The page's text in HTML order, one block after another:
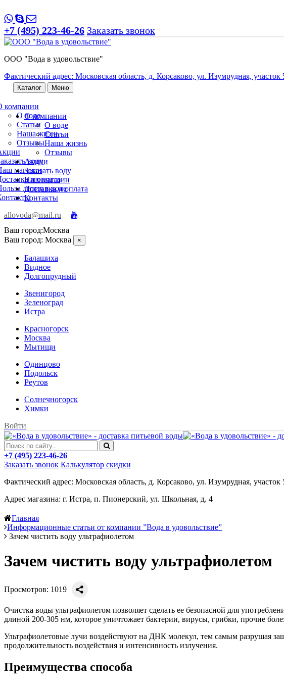
+7 (495) 223-46-26 Заказать звонок
ООО "Вода в удовольствие"
Фактический адрес: Московская область, д. Корсаково, ул. Изумрудная,
Каталог Меню
компании
О воде
Статьи
Наша жизнь
Отзывы
воду
магазин
и оплата
лития в воде
О компании
О воде
Статьи
Наша жизнь
Отзывы
Акции
Заказать воду
Наш магазин
Доставка и оплата
Контакты
allovoda@mail.ru
Ваш город:Москва
Ваш город: Москва ×
Балашиха
Видное
Долгопрудный
Звенигород
Зеленоград
Истра
Красногорск
Москва
Мытищи
Одинцово
Подольск
Реутов
Солнечногорск
Химки
Войти
+7 (495) 223-46-26
Заказать звонок Калькулятор скидки
Фактический адрес: Московская область, д. Корсаково, ул. Изумрудная, участок
Адрес магазина: г. Истра, п. Пионерский, ул. Школьная, д. 4
Главная
Информационные статьи от компании ”Вода в удовольствие”
Зачем чистить воду ультрафиолетом
Зачем чистить воду ультрафиолетом
Просмотров: 1019
Очистка воды ультрафиолетом позволяет сделать ее безопасной для
длиной 200-305 нм, которое уничтожает бактерии, вирусы, грибки, прочие
Ультрафиолетовые лучи воздействуют на ДНК молекул, тем самым разрушая
продолжительность воздействия и интенсивность излучения.
Преимущества способа